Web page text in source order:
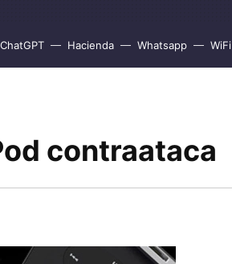
ChatGPT Hacienda Whatsapp WiFi
contraataca